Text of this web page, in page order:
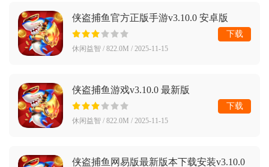
侠盗捕鱼官方正版手游v3.10.0 安卓版
休闲益智 / 822.0M / 2025-11-15
下载
侠盗捕鱼游戏v3.10.0 最新版
休闲益智 / 822.0M / 2025-11-15
下载
侠盗捕鱼网易版最新版本下载安装v3.10.0